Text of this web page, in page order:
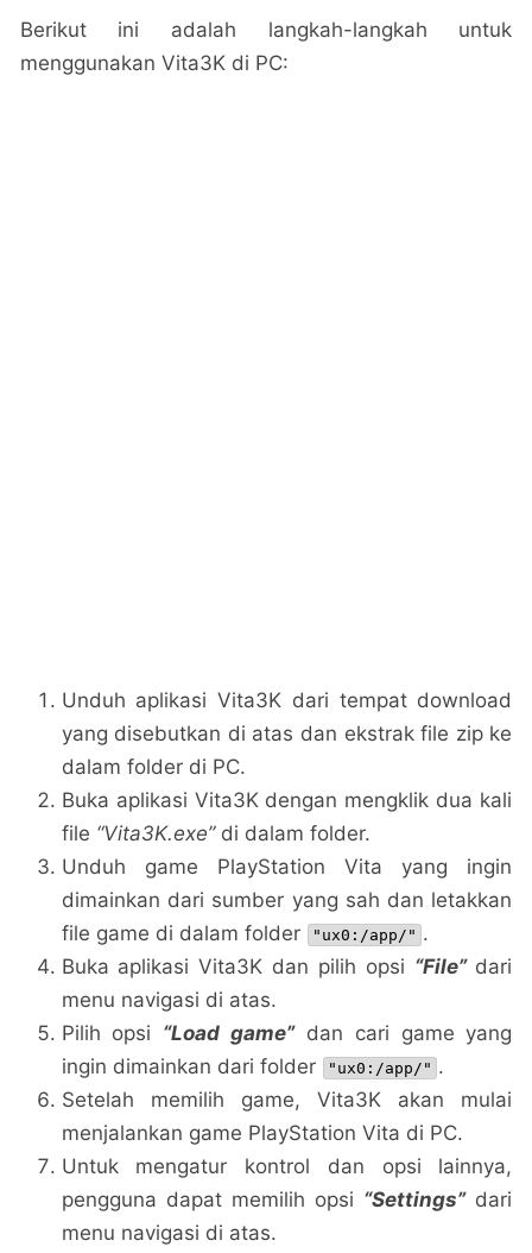
Berikut ini adalah langkah-langkah untuk
menggunakan Vita3K di PC:
Unduh aplikasi Vita3K dari tempat download
yang disebutkan di atas dan ekstrak file zip ke
dalam folder di PC.
Buka aplikasi Vita3K dengan mengklik dua kali
file “Vita3K.exe”di dalam folder.
Unduh game PlayStation Vita yang ingin
dimainkan dari sumber yang sah dan letakkan
file game di dalam folder
"ux0:/app/" .
Buka aplikasi Vita3K dan pilih opsi “File”dari
menu navigasi di atas.
Pilih opsi “Load game”dan cari game yang
ingin dimainkan dari folder
"ux0:/app/" .
Setelah memilih game, Vita3K akan mulai
menjalankan game PlayStation Vita di PC.
Untuk mengatur kontrol dan opsi lainnya,
pengguna dapat memilih opsi “Settings”dari
menu navigasi di atas.